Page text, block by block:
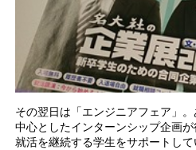
その翌日は「エンジニアフェア」
中心としたインターンシップ企画
就活を継続する学生をサポートし